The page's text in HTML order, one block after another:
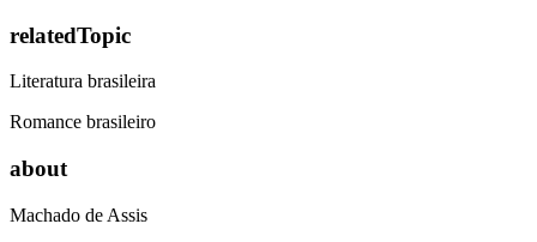
relatedTopic
Literatura brasileira
Romance brasileiro
about
Machado de Assis